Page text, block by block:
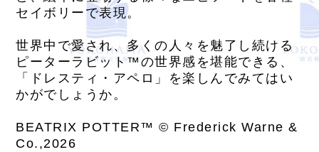
セイボリーで表現。
世界中で愛され、多くの人々を魅了し続ける
ピーターラビット™の世界感を堪能できる、
「ドレスティ・アペロ」を楽しんでみてはい
かがでしょうか。
BEATRIX POTTER™ © Frederick Warne &
Co.,2026